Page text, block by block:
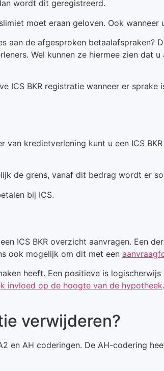
wordt dit geregistreerd.
moet eraan geloven. Ook
de afgesproken betaalafspraken?
Wel kunnen ze hiermee zien dat
ICS BKR registratie wanneer er
kredietverlening kunt u een ICS
de grens, vanaf dit bedrag wordt er
bij ICS.
ICS BKR overzicht aanvragen. Een
ook mogelijk om dit met een
heeft. Een positieve is logischerwijs
invloed op de hoogte van de hypotheek
verwijderen?
en AH coderingen. De AH-codering